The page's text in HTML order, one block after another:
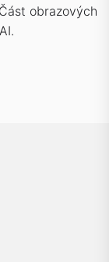
obrazových